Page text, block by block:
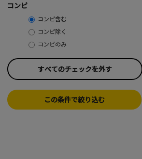
コンピ
コンピ含む
コンピ除く
コンピのみ
すべてのチェックを外す
この条件で絞り込む